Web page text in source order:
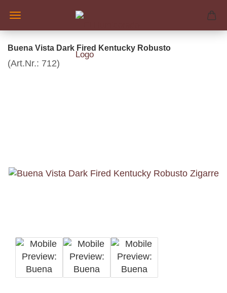
Buena Vista Dark Fired Kentucky Robusto
(Art.Nr.: 712)